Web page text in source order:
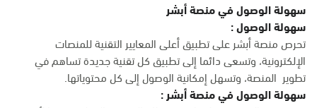
سهولة الوصول في منصة أبشر
سهولة الوصول :
تحرص منصة أبشر على تطبيق أعلى المعايير التقنية للمنصات
الإلكترونية، وتسعى دائما إلى تطبيق كل تقنية جديدة تساهم في
تطوير المنصة، وتسهل إمكانية الوصول إلى كل محتوياتها.
سهولة الوصول في منصة أبشر :